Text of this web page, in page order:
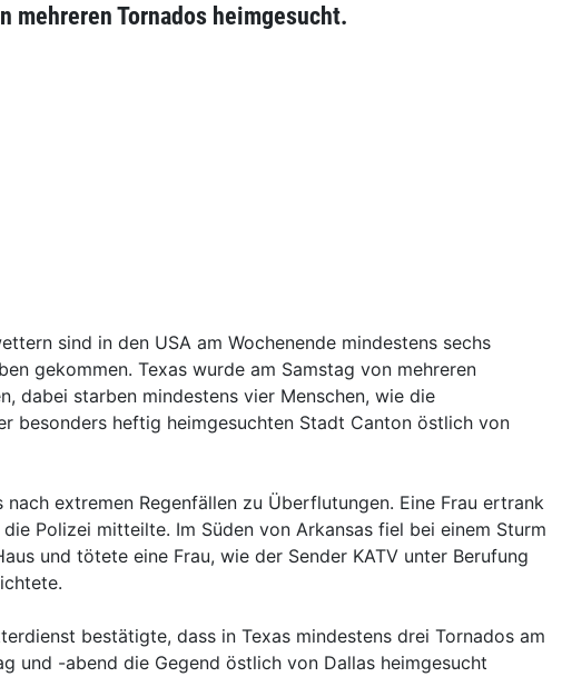
mehreren Tornados heimgesucht.
sind in den USA am Wochenende mindestens sechs
gekommen. Texas wurde am Samstag von mehreren
dabei starben mindestens vier Menschen, wie die
besonders heftig heimgesuchten Stadt Canton östlich von
nach extremen Regenfällen zu Überflutungen. Eine Frau ertrank
Polizei mitteilte. Im Süden von Arkansas fiel bei einem Sturm
und tötete eine Frau, wie der Sender KATV unter Berufung
bestätigte, dass in Texas mindestens drei Tornados am
und -abend die Gegend östlich von Dallas heimgesucht